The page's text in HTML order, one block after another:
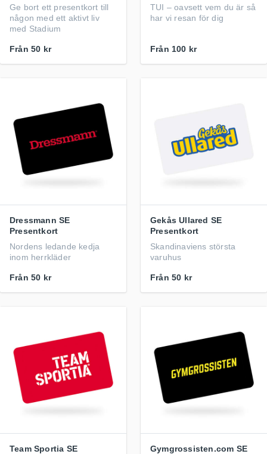
Ge bort ett presentkort till
någon med ett aktivt liv
med Stadium
Från 50 kr
TUI – oavsett vem du är så
har vi resan för dig
Från 100 kr
Dressmann SE
Presentkort
Nordens ledande kedja
inom herrkläder
Från 50 kr
Gekås Ullared SE
Presentkort
Skandinaviens största
varuhus
Från 50 kr
Team Sportia SE
Gymgrossisten.com SE